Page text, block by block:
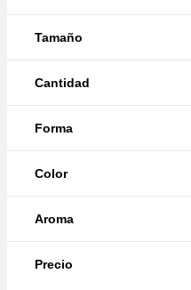
Tamaño
Cantidad
Forma
Color
Aroma
Precio